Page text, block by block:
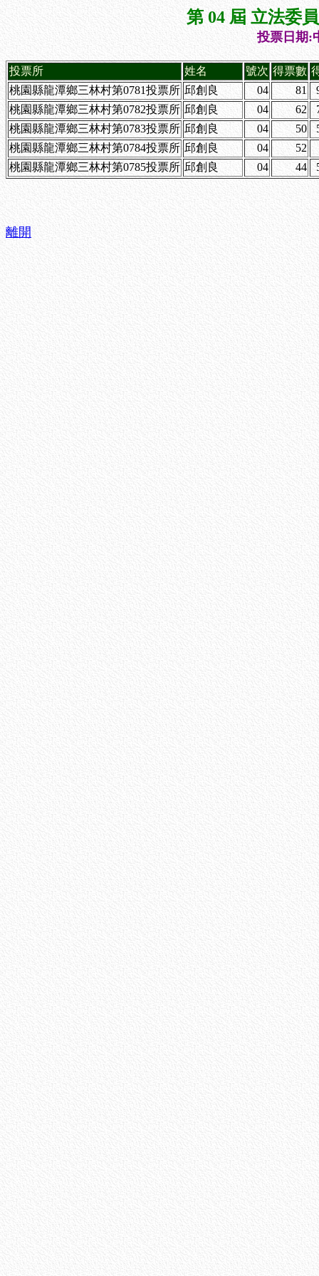
第 04 屆 立法委
投票日期:
投票所 姓名 號次 得票數
桃園縣龍潭鄉三林村第0781投票所 邱創良 04 81
桃園縣龍潭鄉三林村第0782投票所 邱創良 04 62
桃園縣龍潭鄉三林村第0783投票所 邱創良 04 50
桃園縣龍潭鄉三林村第0784投票所 邱創良 04
52
桃園縣龍潭鄉三林村第0785投票所 邱創良 04 44
離開